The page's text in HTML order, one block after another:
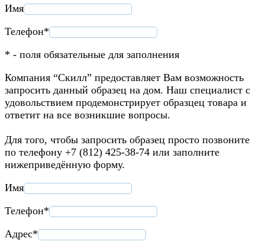
Имя
Телефон*
* - поля обязательные для заполнения
Компания “Скилл” предоставляет Вам возможность
запросить данный образец на дом. Наш специалист с
удовольствием продемонстрирует образцец товара и
ответит на все возникшие вопросы.
Для того, чтобы запросить образец просто позвоните
по телефону +7 (812) 425-38-74 или заполните
нижеприведённую форму.
Имя
Телефон*
Адрес*